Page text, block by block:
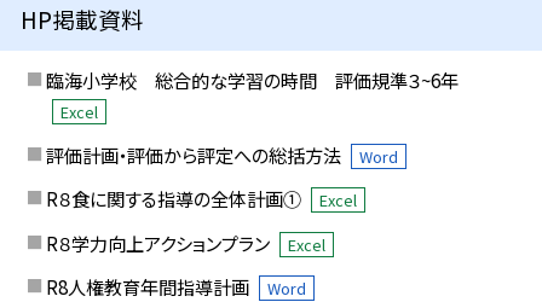
HP掲載資料
臨海小学校 総合的な学習の時間 評価規準３~6年
Excel
評価計画・評価から評定への総括方法 Word
R８食に関する指導の全体計画① Excel
R８学力向上アクションプラン Excel
R8人権教育年間指導計画 Word